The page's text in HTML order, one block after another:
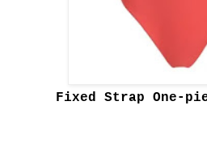
Fixed Strap One-